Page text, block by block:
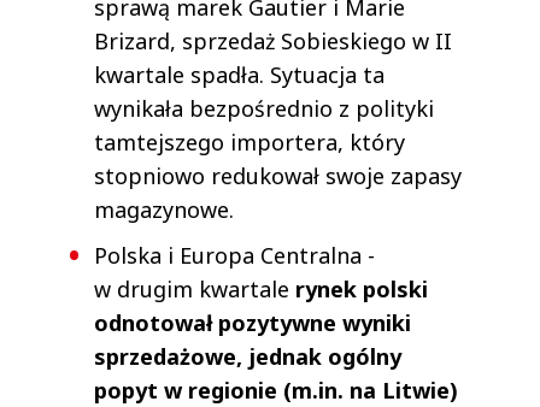
sprawą marek Gautier i Marie
Brizard, sprzedaż Sobieskiego w II
kwartale spadła. Sytuacja ta
wynikała bezpośrednio z polityki
tamtejszego importera, który
stopniowo redukował swoje zapasy
magazynowe.
Polska i Europa Centralna -
w drugim kwartale rynek polski
odnotował pozytywne wyniki
sprzedażowe, jednak ogólny
popyt w regionie (m.in. na Litwie)